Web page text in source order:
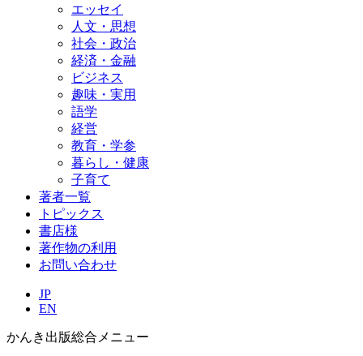
エッセイ
人文・思想
社会・政治
経済・金融
ビジネス
趣味・実用
語学
経営
教育・学参
暮らし・健康
子育て
著者一覧
トピックス
書店様
著作物の利用
お問い合わせ
JP
EN
かんき出版総合メニュー